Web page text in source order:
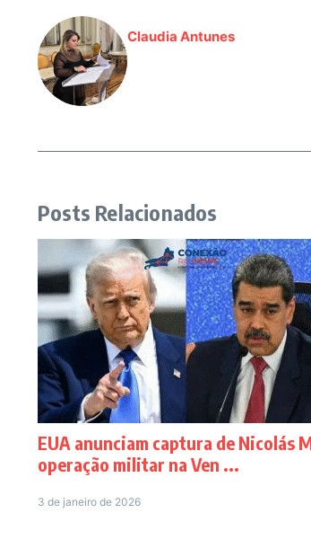
Claudia Antunes
Posts Relacionados
EUA anunciam captura de Nicolás
operação militar na Ven ...
3 de janeiro de 2026